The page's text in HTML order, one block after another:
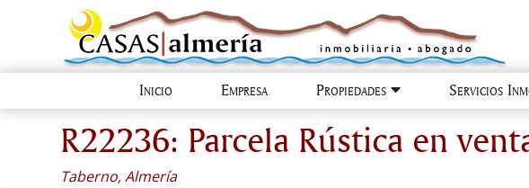
Inicio Empresa Propiedades Servicios
R22236: Parcela Rústica en
Taberno, Almería